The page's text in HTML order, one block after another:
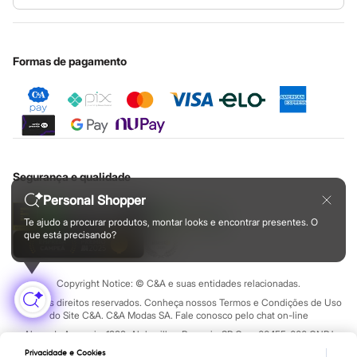
Patrulha Canina
Sonic
Beleza
Kits
Perfumes árabes
Novidades
Cabelos
Condicionador
Escovas e Pentes
Shampoo
Tratamento
Cuidados com o corpo
Hidratante
Protetor solar
Tratamento
Cuidados com o rosto
Esfoliante
Hidratante
Protetor solar
Tônicos
Maquiagens
Personal Shopper
Te ajudo a procurar produtos, montar looks e encontrar presentes. O
que está precisando?
Configuração de cookies
Cupons de desconto
Sobre o cartão presente
Nossas lojas
Central de ética
Especial Dia dos Pais
Formas de pagamento
Segurança e qualidade
Copyright Notice: © C&A e suas entidades relacionadas.
Todos os direitos reservados. Conheça nossos Termos e Condições de Uso
do Site C&A. C&A Modas SA. Fale conosco pelo chat on-line
Alameda Araguaia, 1222, Alphaville - Barueri - SP Cep: 06455-000 CNPJ
Privacidade e Cookies